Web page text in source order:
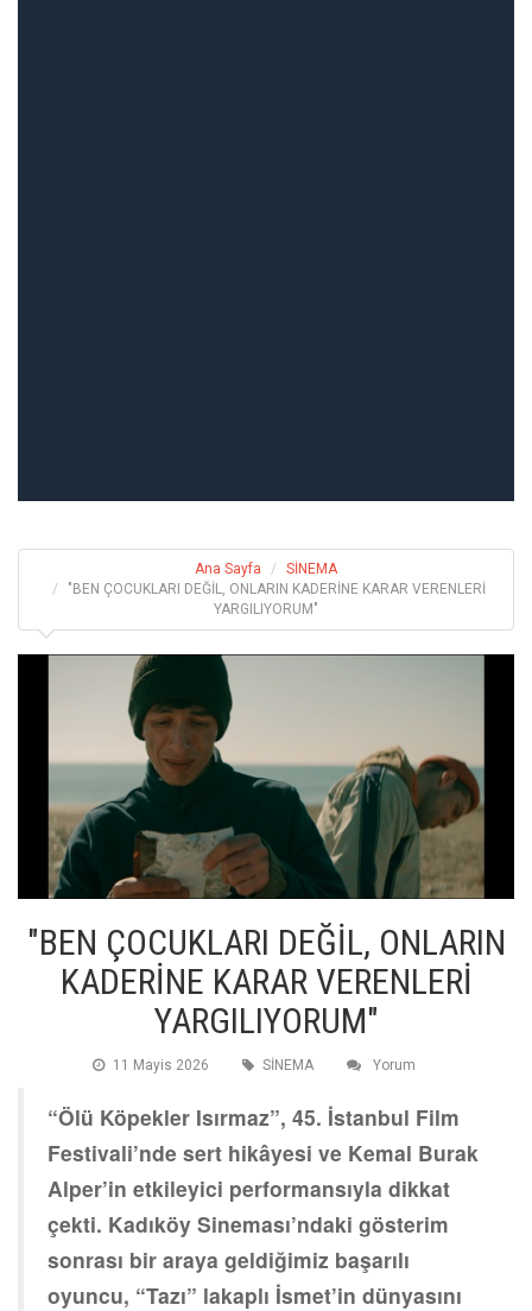
Ana Sayfa
SİNEMA
"BEN ÇOCUKLARI DEĞİL, ONLARIN KADERİNE KARAR VERENLERİ
YARGILIYORUM"
"BEN ÇOCUKLARI DEĞİL, ONLARIN
KADERİNE KARAR VERENLERİ
YARGILIYORUM"
11 Mayis 2026 SİNEMA Yorum
“Ölü Köpekler Isırmaz”, 45. İstanbul Film
Festivali’nde sert hikâyesi ve Kemal Burak
Alper’in etkileyici performansıyla dikkat
çekti. Kadıköy Sineması’ndaki gösterim
sonrası bir araya geldiğimiz başarılı
oyuncu, “Tazı” lakaplı İsmet’in dünyasını